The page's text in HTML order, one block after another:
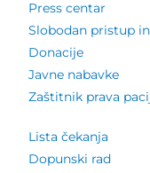
Press centar
Slobodan pristup
Donacije
Javne nabavke
Zaštitnik prava
Lista čekanja
Dopunski rad